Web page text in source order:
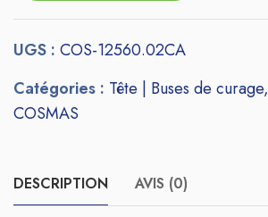
UGS : COS-12560.02CA
Catégories : Tête | Buses de curage,
COSMAS
DESCRIPTION AVIS (0)